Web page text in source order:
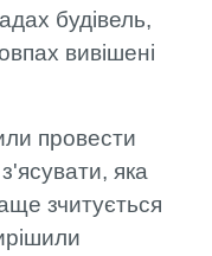
будівель,
вивішені
провести
яка
зчитується